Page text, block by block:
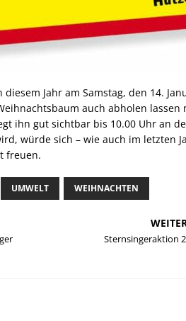
Jahr am Samstag, den 14.
auch abholen lassen
ihn gut sichtbar bis 10.00 Uhr an
würde sich – wie auch im letzten
freuen.
UMWELT WEIHNACHTEN
Sternsingeraktion